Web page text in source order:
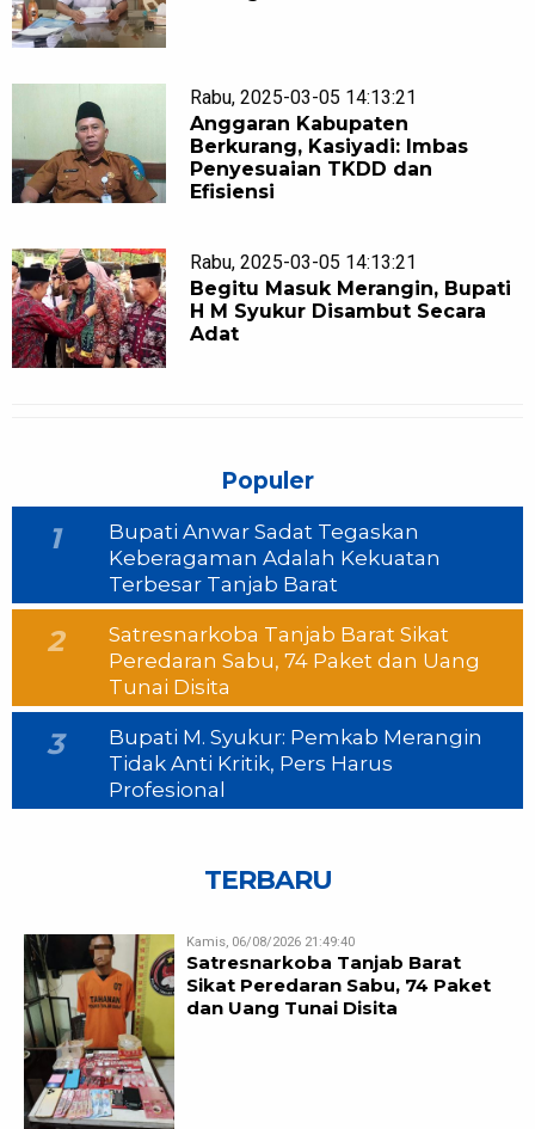
Rabu, 2025-03-05 14:13:21
Anggaran Kabupaten
Berkurang, Kasiyadi: Imbas
Penyesuaian TKDD dan
Efisiensi
Rabu, 2025-03-05 14:13:21
Begitu Masuk Merangin, Bupati
H M Syukur Disambut Secara
Adat
Populer
1
Bupati Anwar Sadat Tegaskan
Keberagaman Adalah Kekuatan
Terbesar Tanjab Barat
2
Satresnarkoba Tanjab Barat Sikat
Peredaran Sabu, 74 Paket dan Uang
Tunai Disita
3
Bupati M. Syukur: Pemkab Merangin
Tidak Anti Kritik, Pers Harus
Profesional
TERBARU
Kamis, 06/08/2026 21:49:40
Satresnarkoba Tanjab Barat
Sikat Peredaran Sabu, 74 Paket
dan Uang Tunai Disita